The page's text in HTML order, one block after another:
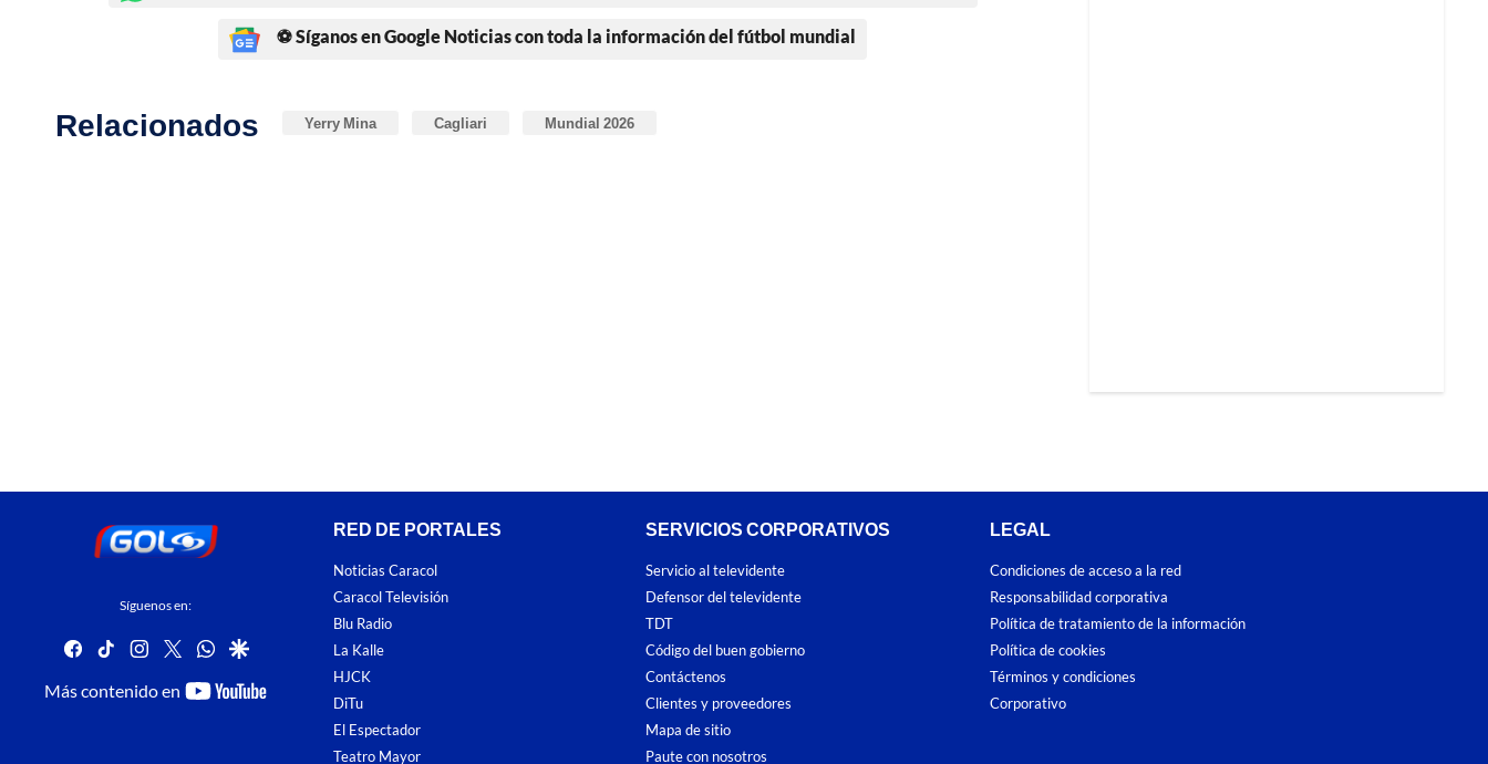
⚽ Síganos en Google Noticias con toda la información del fútbol mundial
Relacionados Yerry Mina Cagliari Mundial 2026
Síguenos en:
facebook
tiktokinstagram
twitterwhatsapp
google
Más contenido en
youtube-
RED DE PORTALES
Noticias Caracol
Caracol Televisión
Blu Radio
La Kalle
HJCK
DiTu
El Espectador
Teatro Mayor
SERVICIOS CORPORATIVOS
Servicio al televidente
Defensor del televidente
TDT
Código del buen gobierno
Contáctenos
Clientes y proveedores
Mapa de sitio
Paute con nosotros
LEGAL
Condiciones de acceso a la red
Responsabilidad corporativa
Política de tratamiento de la información
Política de cookies
Términos y condiciones
Corporativo